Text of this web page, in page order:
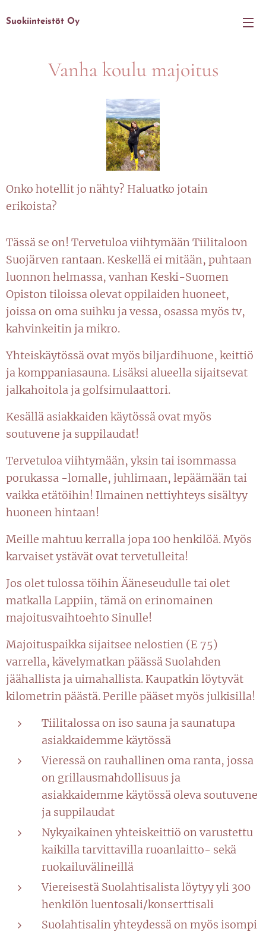
Suokiinteistöt Oy
Vanha koulu majoitus
Onko hotellit jo nähty? Haluatko jotain
erikoista?
Tässä se on! Tervetuloa viihtymään Tiilitaloon
Suojärven rantaan. Keskellä ei mitään, puhtaan
luonnon helmassa, vanhan Keski-Suomen
Opiston tiloissa olevat oppilaiden huoneet,
joissa on oma suihku ja vessa, osassa myös tv,
kahvinkeitin ja mikro.
Yhteiskäytössä ovat myös biljardihuone, keittiö
ja komppaniasauna. Lisäksi alueella sijaitsevat
jalkahoitola ja golfsimulaattori.
Kesällä asiakkaiden käytössä ovat myös
soutuvene ja suppilaudat!
Tervetuloa viihtymään, yksin tai isommassa
porukassa -lomalle, juhlimaan, lepäämään tai
vaikka etätöihin! Ilmainen nettiyhteys sisältyy
huoneen hintaan!
Meille mahtuu kerralla jopa 100 henkilöä. Myös
karvaiset ystävät ovat tervetulleita!
Jos olet tulossa töihin Ääneseudulle tai olet
matkalla Lappiin, tämä on erinomainen
majoitusvaihtoehto Sinulle!
Majoituspaikka sijaitsee nelostien (E 75)
varrella, kävelymatkan päässä Suolahden
jäähallista ja uimahallista. Kaupatkin löytyvät
kilometrin päästä. Perille pääset myös julkisilla!
Tiilitalossa on iso sauna ja saunatupa
asiakkaidemme käytössä
Vieressä on rauhallinen oma ranta, jossa
on grillausmahdollisuus ja
asiakkaidemme käytössä oleva soutuvene
ja suppilaudat
Nykyaikainen yhteiskeittiö on varustettu
kaikilla tarvittavilla ruoanlaitto- sekä
ruokailuvälineillä
Viereisestä Suolahtisalista löytyy yli 300
henkilön luentosali/konserttisali
Suolahtisalin yhteydessä on myös isompi